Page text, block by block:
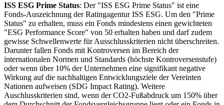
ISS ESG Prime Status: Der "ISS ESG Prime Status" ist eine
Fonds-Auszeichnung der Ratingagentur ISS ESG. Um den "Prime
Status" zu erhalten, muss ein Fonds mindestens einen gewichteten
"ESG Performance Score" von 50 erhalten haben und darf zudem
gewisse Schwellenwerte für Ausschlusskriterien nicht überschreiten.
Darunter fallen Fonds mit Kontroversen im Bereich der
internationalen Normen und Standards (höchste Kontroversenstufe)
oder wenn über 10% der Unternehmen eine signifikant negative
Wirkung auf die nachhaltigen Entwicklungsziele der Vereinten
Nationen aufweisen (SDG Impact Rating). Weitere
Auschlusskriterien sind, wenn der CO2-Fußabdruck um 150% über